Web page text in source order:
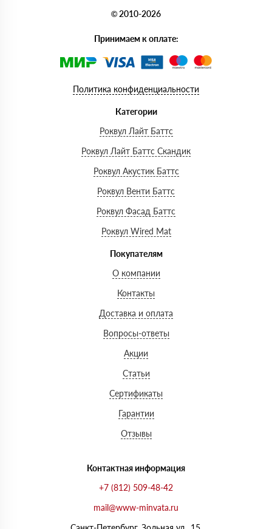
© 2010-2026
Принимаем к оплате:
Политика конфиденциальности
Категории
Роквул Лайт Баттс
Роквул Лайт Баттс Скандик
Роквул Акустик Баттс
Роквул Венти Баттс
Роквул Фасад Баттс
Роквул Wired Mat
Покупателям
О компании
Контакты
Доставка и оплата
Вопросы-ответы
Акции
Статьи
Сертификаты
Гарантии
Отзывы
Контактная информация
+7 (812) 509-48-42
mail@www-minvata.ru